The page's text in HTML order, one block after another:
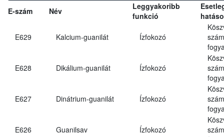
E-szám Név
Leggyakoribb
funkció
E629 Kalcium-guanilát Ízfokozó
E628 Dikálium-guanilát Ízfokozó
E627 Dinátrium-guanilát Ízfokozó
E626 Guanilsav Ízfokozó